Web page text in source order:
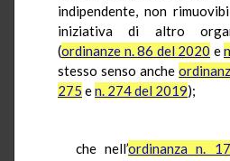
indipendente, non
iniziativa di altro
(ordinanze n. 86 del 2020 e
stesso senso anche
275 en. 274 del 2019);
che nell’ordinanza n.